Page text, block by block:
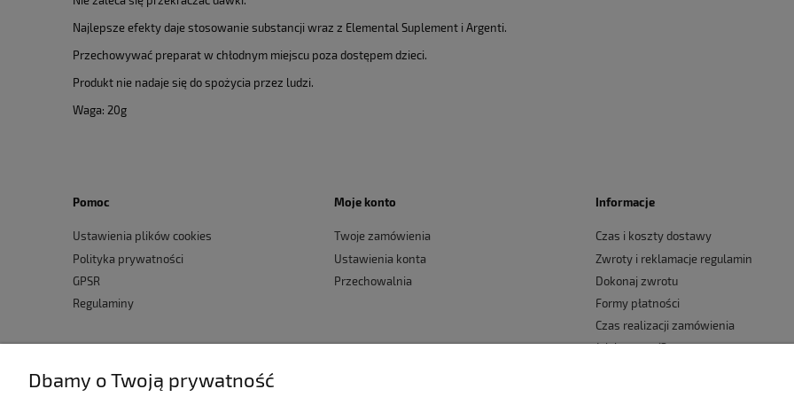
Najlepsze efekty daje stosowanie substancji wraz z Elemental Suplement i Argenti.
Przechowywać preparat w chłodnym miejscu poza dostępem dzieci.
Produkt nie nadaje się do spożycia przez ludzi.
Waga: 20g
Pomoc
Ustawienia plików cookies
Polityka prywatności
GPSR
Regulaminy
Moje konto
Twoje zamówienia
Ustawienia konta
Przechowalnia
Informacje
Czas i koszty dostawy
Zwroty i reklamacje regulamin
Dokonaj zwrotu
Formy płatności
Czas realizacji zamówienia
Jak kupować?
Dbamy o Twoją prywatność